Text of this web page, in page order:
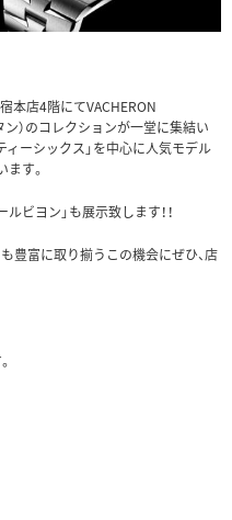
宿本店4階にてVACHERON
ン）のコレクションが一堂に集結い
ィーシックス」を中心に人気モデル
す。
ビヨン」も展示致します！！
豊富に取り揃うこの機会にぜひ、店